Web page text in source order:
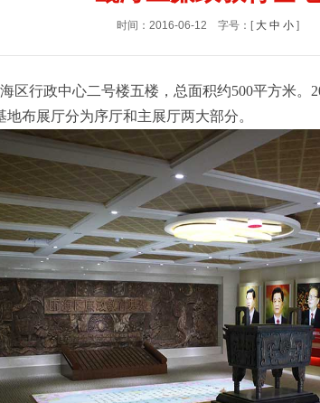
时间：2016-06-12 字号：[ 大 中 小]
区行政中心二号楼五楼，总面积约500平方米。
布展厅分为序厅和主展厅两大部分。